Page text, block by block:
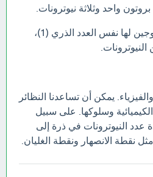
كل هذه النظائر من الهيدروجين لها نفس العدد الذري (1)،
يمكن أن تساعدنا النظائر
وسلوكها. على سبيل
عدد النيوترونات في ذرة إلى
نقطة الانصهار ونقطة الغليان.